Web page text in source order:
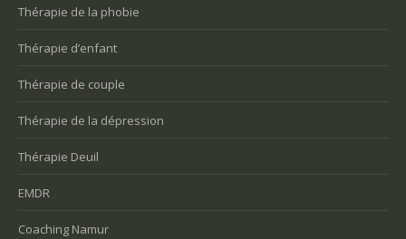
Thérapie de la phobie
Thérapie d’enfant
Thérapie de couple
Thérapie de la dépression
Thérapie Deuil
EMDR
Coaching Namur